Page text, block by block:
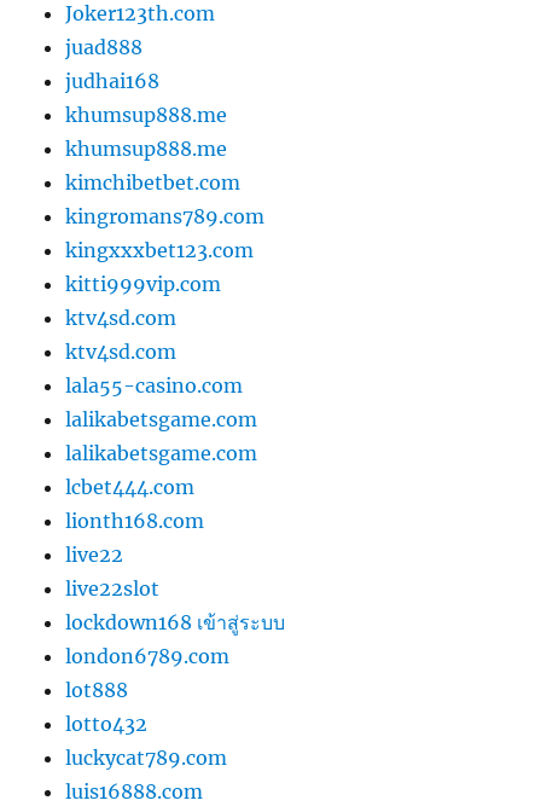
Joker123th.com
juad888
judhai168
khumsup888.me
khumsup888.me
kimchibetbet.com
kingromans789.com
kingxxxbet123.com
kitti999vip.com
ktv4sd.com
ktv4sd.com
lala55-casino.com
lalikabetsgame.com
lalikabetsgame.com
lcbet444.com
lionth168.com
live22
live22slot
lockdown168 เข้าสู่ระบบ
london6789.com
lot888
lotto432
luckycat789.com
luis16888.com